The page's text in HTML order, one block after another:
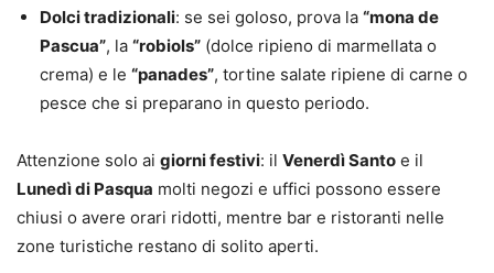
Dolci tradizionali: se sei goloso, prova la “mona de
Pascua”, la “robiols” (dolce ripieno di marmellata o
crema) e le “panades”, tortine salate ripiene di carne o
pesce che si preparano in questo periodo.
Attenzione solo ai giorni festivi: il Venerdì Santo e il
Lunedì di Pasqua molti negozi e uffici possono essere
chiusi o avere orari ridotti, mentre bar e ristoranti nelle
zone turistiche restano di solito aperti.